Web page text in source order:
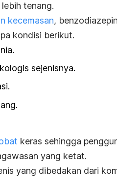
tenang.
kecemasan,
kondisi berikut.
sejenisnya.
keras sehingga
yang ketat.
yang dibedakan dari